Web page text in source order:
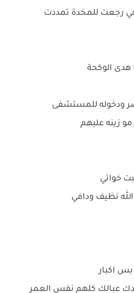
رجعت للمخدة تمددت
هدى الوكحة
ودخوله للمستشفى
مو زينه عليهم
خواتي
نظيف ودافي
عبالك كلهم نفس العمر